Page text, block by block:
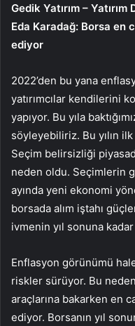
Gedik Yatırım – Yatırım
Eda Karadağ: Borsa en
ediyor
2022’den bu yana
yatırımcılar kendilerini
yapıyor. Bu yıla
söyleyebiliriz. Bu yılın
Seçim belirsizliği
neden oldu. Seçimlerin
ayında yeni ekonomi
borsada alım iştahı
ivmenin yıl sonuna
Enflasyon görünümü
riskler sürüyor. Bu
araçlarına bakarken en
ediyor. Borsanın yıl